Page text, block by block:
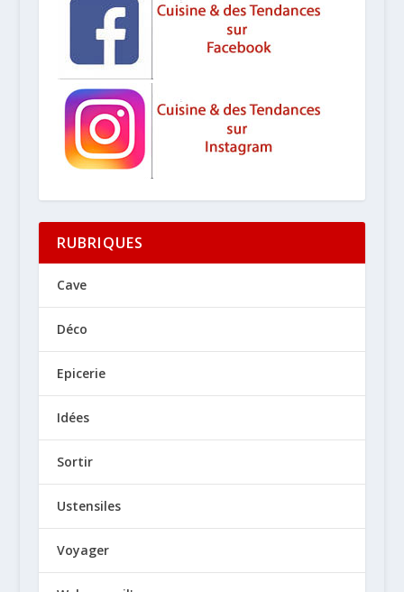
RUBRIQUES
Cave
Déco
Epicerie
Idées
Sortir
Ustensiles
Voyager